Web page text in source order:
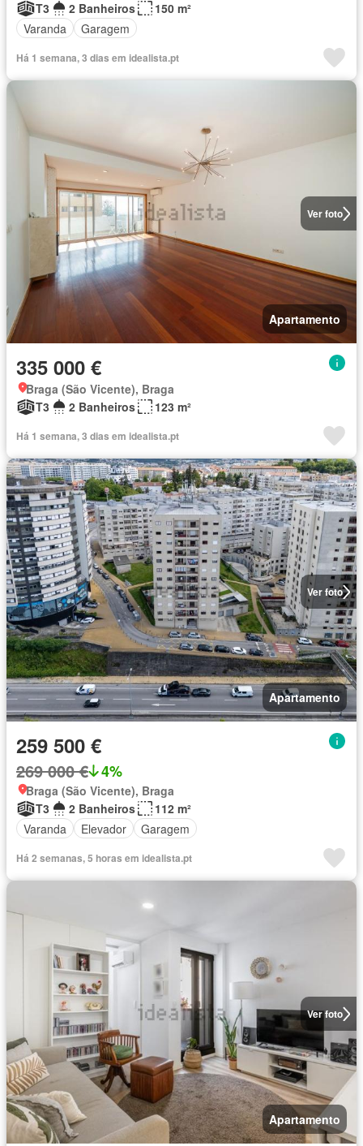
T3 2 Banheiros
150 m²
Varanda
Garagem
Há 1 semana, 3 dias em idealista.pt
Ver foto
Apartamento
335 000 €
Braga (São Vicente), Braga
T3
2 Banheiros 123 m²
Há 1 semana, 3 dias em idealista.pt
Ver foto
Apartamento
259 500 €
269 000 € 4%
Braga (São Vicente), Braga
T3
2 Banheiros
112 m²
Varanda
Elevador Garagem
Há 2 semanas, 5 horas em idealista.pt
Ver foto
Apartamento